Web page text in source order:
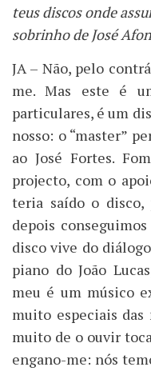
teus discos onde
sobrinho de José
JA – Não, pelo
me. Mas este é
particulares, é um
nosso: o “master”
ao José Fortes.
projecto, com o
teria saído o disco,
depois
disco vive do
piano do João
meu é um músico
muito especiais
muito de o ouvir
engano-me: nós